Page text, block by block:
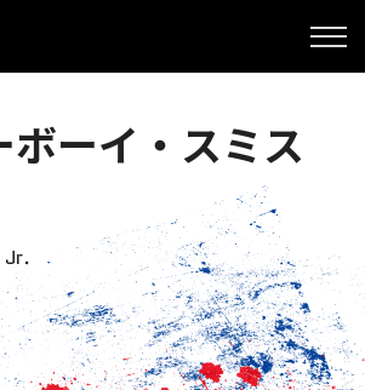
ボーイ・スミス
Jr.